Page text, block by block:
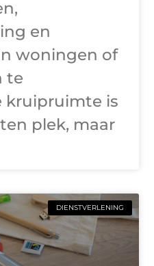
en
woningen of
te
kruipruimte is
plek, maar
DIENSTVERLENING